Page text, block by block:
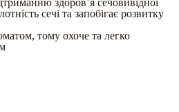
сечі та запобігає розвитку
тому охоче та легко